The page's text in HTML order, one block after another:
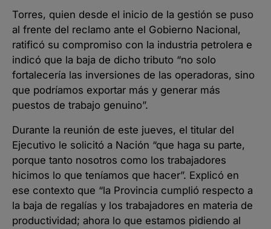
Torres, quien desde el inicio de la gestión se puso
al frente del reclamo ante el Gobierno Nacional,
ratificó su compromiso con la industria petrolera e
indicó que la baja de dicho tributo “no solo
fortalecería las inversiones de las operadoras, sino
que podríamos exportar más y generar más
puestos de trabajo genuino”.
Durante la reunión de este jueves, el titular del
Ejecutivo le solicitó a Nación “que haga su parte,
porque tanto nosotros como los trabajadores
hicimos lo que teníamos que hacer”. Explicó en
ese contexto que “la Provincia cumplió respecto a
la baja de regalías y los trabajadores en materia de
productividad; ahora lo que estamos pidiendo al